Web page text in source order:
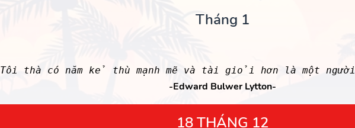
Tháng 1
Tôi thà có năm kẻ thù mạnh mẽ và tài giỏi hơn là một
-Edward Bulwer Lytton-
18 THÁNG 12